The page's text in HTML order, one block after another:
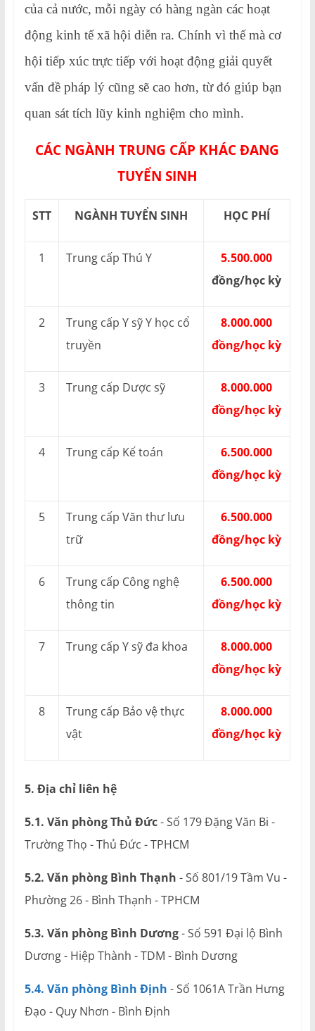
của cả nước, mỗi ngày có hàng ngàn các hoạt
động kinh tế xã hội diễn ra. Chính vì thế mà cơ
hội tiếp xúc trực tiếp với hoạt động giải quyết
vấn đề pháp lý cũng sẽ cao hơn, từ đó giúp bạn
quan sát tích lũy kinh nghiệm cho mình.
CÁC NGÀNH TRUNG CẤP KHÁC ĐANG
TUYỂN SINH
STT NGÀNH TUYỂN SINH HỌC PHÍ
1 Trung cấp Thú Y
5.500.000
đồng/học kỳ
2
Trung cấp Y sỹ Y học cổ
truyền
8.000.000
đồng/học kỳ
3 Trung cấp Dược sỹ
8.000.000
đồng/học kỳ
4 Trung cấp Kế toán
6.500.000
đồng/học kỳ
5
Trung cấp Văn thư lưu
trữ
6.500.000
đồng/học kỳ
6
Trung cấp Công nghệ
thông tin
6.500.000
đồng/học kỳ
7 Trung cấp Y sỹ đa khoa
8.000.000
đồng/học kỳ
8
Trung cấp Bảo vệ thực
vật
8.000.000
đồng/học kỳ
5. Địa chỉ liên hệ
5.1. Văn phòng Thủ Đức- Số 179 Đặng Văn Bi -
Trường Thọ - Thủ Đức - TPHCM
5.2. Văn phòng Bình Thạnh - Số 801/19 Tầm Vu -
Phường 26 - Bình Thạnh - TPHCM
5.3. Văn phòng Bình Dương- Số 591 Đại lộ Bình
Dương - Hiệp Thành - TDM - Bình Dương
5.4. Văn phòng Bình Định - Số 1061A Trần Hưng
Đạo - Quy Nhơn - Bình Định